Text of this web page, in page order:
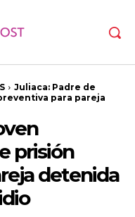
Juliaca: Padre de
para pareja
prisión
detenida